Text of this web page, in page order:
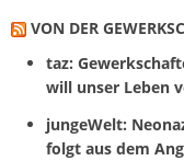
VON DER
taz:
will unser Leben
jungeWelt:
folgt aus dem